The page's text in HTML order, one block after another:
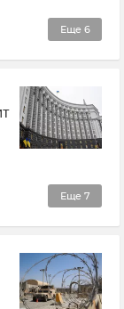
Еще 6
Еще 7